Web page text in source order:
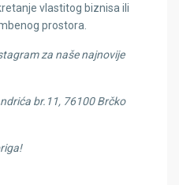
vlastitog biznisa ili
prostora.
za naše najnovije
br.11, 76100 Brčko